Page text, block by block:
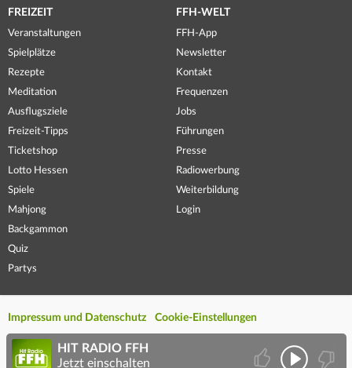
FREIZEIT
Veranstaltungen
Spielplätze
Rezepte
Meditation
Ausflugsziele
Freizeit-Tipps
Ticketshop
Lotto Hessen
Spiele
Mahjong
Backgammon
Quiz
Partys
FFH-WELT
FFH-App
Newsletter
Kontakt
Frequenzen
Jobs
Führungen
Presse
Radiowerbung
Weiterbildung
Login
Impressum und Datenschutz Cookie-Einstellungen
HIT RADIO FFH
Jetzt einschalten